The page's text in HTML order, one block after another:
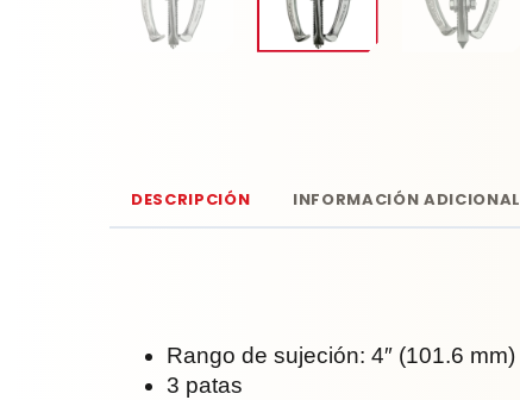
DESCRIPCIÓN INFORMACIÓN ADICIONAL
Rango de sujeción: 4″ (101.6 mm)
3 patas